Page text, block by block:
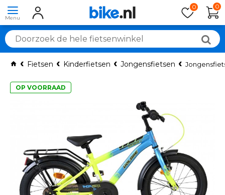
0 0
Fietsen Kinderfietsen Jongensfietsen
OP VOORRAAD